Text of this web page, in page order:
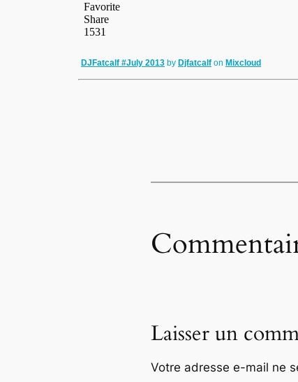
DJFatcalf #July 2013 by Djfatcalf on Mixcloud
Laisser un
Votre adresse e-mail ne